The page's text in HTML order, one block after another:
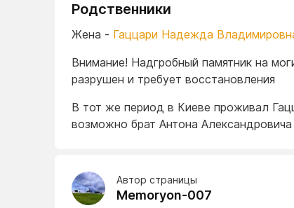
Родственники
Жена - Гаццари Надежда
Внимание! Надгробный памятник на
разрушен и требует восстановления
В тот же период в Киеве проживал
возможно брат Антона Александровича
Автор страницы
Memoryon-007